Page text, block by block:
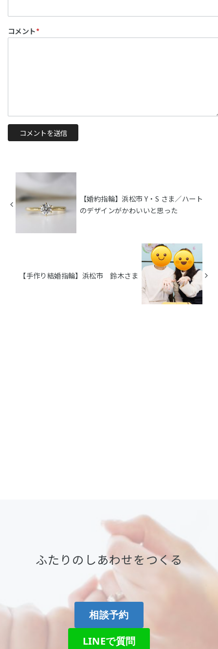
コメント*
【婚約指輪】浜松市 Y・S さま／ハート
のデザインがかわいいと思った
【手作り結婚指輪】浜松市 鈴木さま
ふたりのしあわせをつくる
相談予約
LINEで質問